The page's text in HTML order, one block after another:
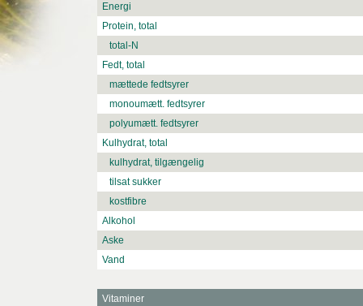
Energi
Protein, total
total-N
Fedt, total
mættede fedtsyrer
monoumætt. fedtsyrer
polyumætt. fedtsyrer
Kulhydrat, total
kulhydrat, tilgængelig
tilsat sukker
kostfibre
Alkohol
Aske
Vand
Vitaminer